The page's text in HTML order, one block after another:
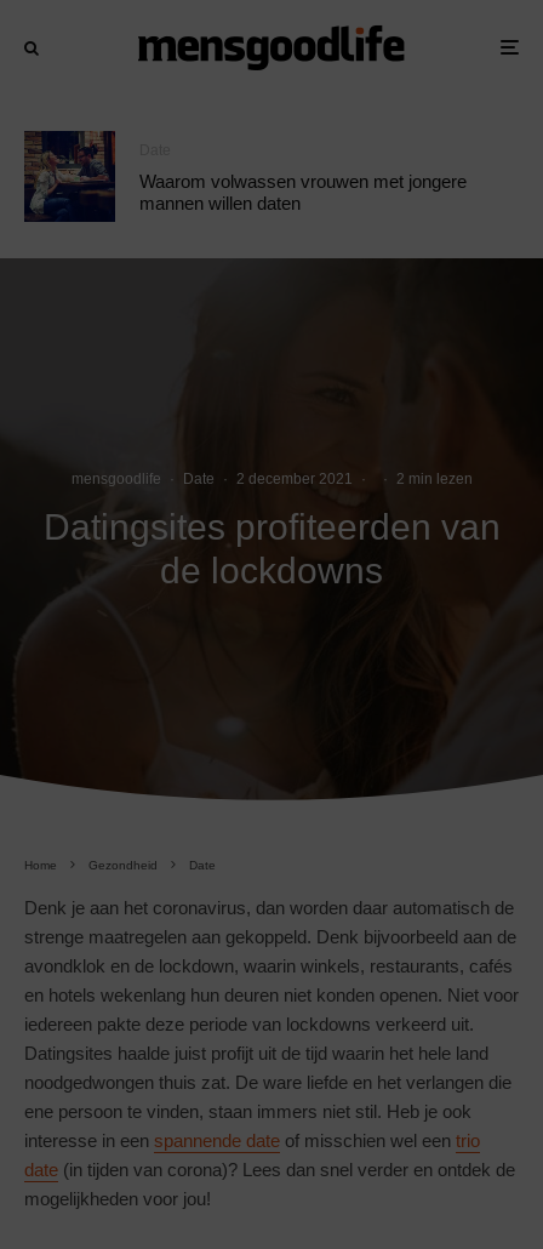
Waarom volwassen vrouwen met jongere
mannen willen daten
mensgoodlife · Date · 2 december 2021 · · 2 min lezen
Datingsites profiteerden van
de lockdowns
Home Gezondheid Date
Denk je aan het coronavirus, dan worden daar automatisch de
strenge maatregelen aan gekoppeld. Denk bijvoorbeeld aan de
avondklok en de lockdown, waarin winkels, restaurants, cafés
en hotels wekenlang hun deuren niet konden openen. Niet voor
iedereen pakte deze periode van lockdowns verkeerd uit.
Datingsites haalde juist profijt uit de tijd waarin het hele land
noodgedwongen thuis zat. De ware liefde en het verlangen die
ene persoon te vinden, staan immers niet stil. Heb je ook
interesse in een spannende date of misschien wel een trio
date (in tijden van corona)? Lees dan snel verder en ontdek de
mogelijkheden voor jou!